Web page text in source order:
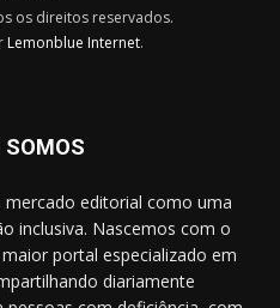
os direitos reservados.
Lemonblue Internet.
SOMOS
mercado editorial como uma
inclusiva. Nascemos com o
portal especializado em
diariamente